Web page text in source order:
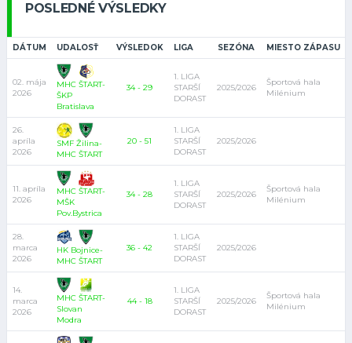
POSLEDNÉ VÝSLEDKY
DÁTUM UDALOSŤ VÝSLEDOK LIGA SEZÓNA MIESTO ZÁPASU
02. mája
2026
MHC ŠTART-
ŠKP
Bratislava
34 - 29
1. LIGA
STARŠÍ
DORAST
2025/2026
Športová hala
Milénium
26.
apríla
2026
SMF Žilina-
MHC ŠTART
20 - 51
1. LIGA
STARŠÍ
DORAST
2025/2026
11. apríla
2026
MHC ŠTART-
MŠK
Pov.Bystrica
34 - 28
1. LIGA
STARŠÍ
DORAST
2025/2026
Športová hala
Milénium
28.
marca
2026
HK Bojnice-
MHC ŠTART
36 - 42
1. LIGA
STARŠÍ
DORAST
2025/2026
14.
marca
2026
MHC ŠTART-
Slovan
Modra
44 - 18
1. LIGA
STARŠÍ
DORAST
2025/2026
Športová hala
Milénium